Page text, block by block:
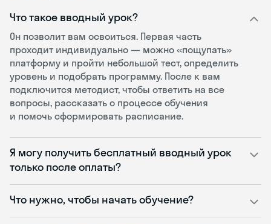
Что такое вводный урок?
Он позволит вам освоиться. Первая часть
проходит индивидуально — можно «пощупать»
платформу и пройти небольшой тест, определить
уровень и подобрать программу. После к вам
подключится методист, чтобы ответить на все
вопросы, рассказать о процессе обучения
и помочь сформировать расписание.
Я могу получить бесплатный вводный урок
только после оплаты?
Что нужно, чтобы начать обучение?